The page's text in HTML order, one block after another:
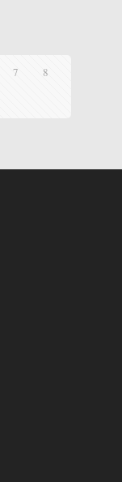
7
8